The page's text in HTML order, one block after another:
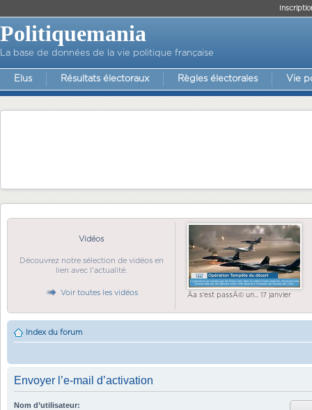
Politiquemania
La base de données de la vie politique française
Elus Résultats électoraux Règles électorales Vie
Vidéos
Découvrez notre sélection de vidéos en
lien avec l'actualité.
Voir toutes les vidéos Ãa s'est passÃ© un... 17 janvier
Index du forum
Envoyer l’e-mail d’activation
Nom d’utilisateur: